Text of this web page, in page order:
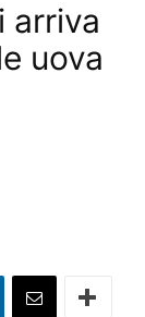
arriva
uova